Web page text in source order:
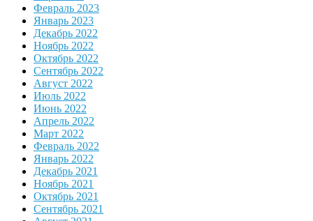
Февраль 2023
Январь 2023
Декабрь 2022
Ноябрь 2022
Октябрь 2022
Сентябрь 2022
Август 2022
Июль 2022
Июнь 2022
Апрель 2022
Март 2022
Февраль 2022
Январь 2022
Декабрь 2021
Ноябрь 2021
Октябрь 2021
Сентябрь 2021